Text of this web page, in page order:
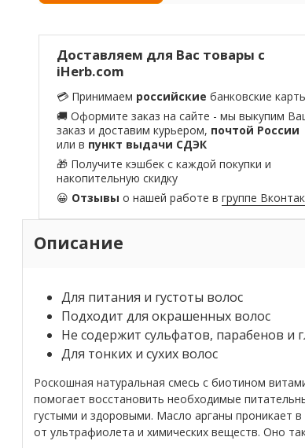
Доставляем для Вас товары с
iHerb.com
💳 Принимаем российские банковские
🚚 Оформите заказ на сайте - мы выкупим
заказ и доставим курьером, почтой России
или в пункт выдачи СДЭК
🎁 Получите кэшбек с каждой покупки и
накопительную скидку
😀 Отзывы о нашей работе вгруппе
Описание
Для питания и густоты волос
Подходит для окрашенных волос
Не содержит сульфатов, парабенов и
Для тонких и сухих волос
Роскошная натуральная смесь с биотином
помогает восстановить необходимые
густыми и здоровыми. Масло арганы проникает
от ультрафиолета и химических веществ. Оно